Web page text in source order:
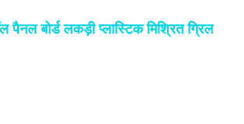
बोर्ड लकड़ी प्लास्टिक मिश्रित ग्रिल